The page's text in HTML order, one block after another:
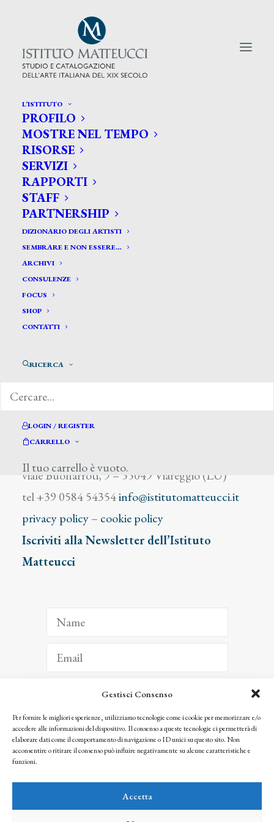
Gestisci Consenso
Per fornire le migliori esperienze, utilizziamo tecnologie come i cookie per memorizzare e/o
accedere alle informazioni del dispositivo. Il consenso a queste tecnologie ci permetterà di
elaborare dati come il comportamento di navigazione o ID unici su questo sito. Non
acconsentire o ritirare il consenso può influire negativamente su alcune caratteristiche e
funzioni.
Accetta
L’ISTITUTO
PROFILO
MOSTRE NEL TEMPO
RISORSE
SERVIZI
RAPPORTI
STAFF
PARTNERSHIP
DIZIONARIO DEGLI ARTISTI
SEMBRARE E NON ESSERE…
ARCHIVI
CONSULENZE
FOCUS
SHOP
CONTATTI
RICERCA
LOGIN / REGISTER
CARRELLO
Il tuo carrello è vuoto.
CERCA TRA GLI ARTISTI:
Search
for:
Vallès Federico
viale Buonarroti, 9 – 55049 Viareggio (LU)
tel +39 0584 54354info@istitutomatteucci.it
privacy policy– cookie policy
Iscriviti alla Newsletter dell’Istituto
Matteucci
ISCRIVITI
Facendo clic per iscriverti, riconosci che le tue informazioni saranno trattate
seguendo la nostra Privacy Policy
© 2025 Istituto Matteucci. All right reserved
l’autorizzazione scritta dei proprietari dei diritti e dell’Istituto Matteucci